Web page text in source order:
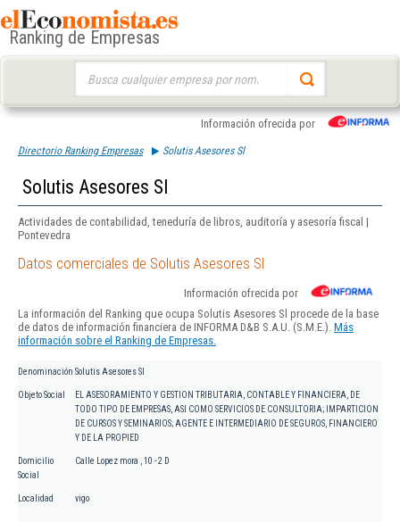
Ranking de Empresas
Información ofrecida por
Directorio Ranking Empresas Solutis Asesores Sl
Solutis Asesores Sl
Actividades de contabilidad, teneduría de libros, auditoría y asesoría fiscal |
Pontevedra
Datos comerciales de Solutis Asesores Sl
Información ofrecida por
La información del Ranking que ocupa Solutis Asesores Sl procede de la base
de datos de información financiera de INFORMA D&B S.A.U. (S.M.E.). Más
información sobre el Ranking de Empresas.
Denominación Solutis Asesores Sl
Objeto Social
EL ASESORAMIENTO Y GESTION TRIBUTARIA, CONTABLE Y FINANCIERA, DE
TODO TIPO DE EMPRESAS, ASI COMO SERVICIOS DE CONSULTORIA; IMPARTICION
DE CURSOS Y SEMINARIOS; AGENTE E INTERMEDIARIO DE SEGUROS, FINANCIERO
Y DE LA PROPIED
Domicilio
Social
Calle Lopez mora , 10 - 2 D
Localidad vigo